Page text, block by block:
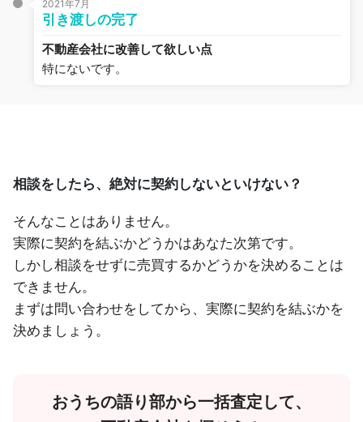
2021年7月
引き渡しの完了
不動産会社に改善して欲しい点
特にないです。
相談をしたら、絶対に契約しないといけない？
そんなことはありません。
実際に契約を結ぶかどうかはあなた次第です。
しかし相談をせずに売買するかどうかを決めることは
できません。
まずは問い合わせをしてから、実際に契約を結ぶかを
決めましょう。
おうちの語り部から一括査定して、